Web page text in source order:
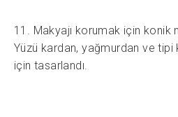
11. Makyajı korumak için konik
Yüzü kardan, yağmurdan ve tipi
için tasarlandı.